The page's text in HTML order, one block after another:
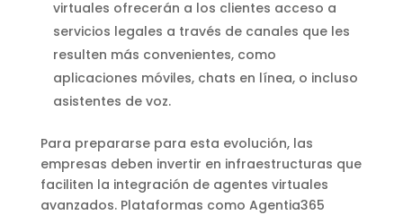
virtuales ofrecerán a los clientes acceso a
servicios legales a través de canales que les
resulten más convenientes, como
aplicaciones móviles, chats en línea, o incluso
asistentes de voz.
Para prepararse para esta evolución, las
empresas deben invertir en infraestructuras que
faciliten la integración de agentes virtuales
avanzados. Plataformas como Agentia365